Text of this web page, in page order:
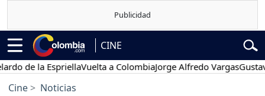
CINE
la EspriellaVuelta a ColombiaJorge Alfredo VargasGustavo
Cine Noticias